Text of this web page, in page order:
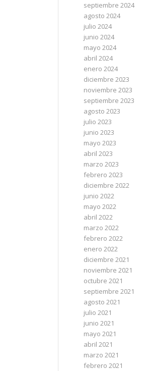
septiembre 2024
agosto 2024
julio 2024
junio 2024
mayo 2024
abril 2024
enero 2024
diciembre 2023
noviembre 2023
septiembre 2023
agosto 2023
julio 2023
junio 2023
mayo 2023
abril 2023
marzo 2023
febrero 2023
diciembre 2022
junio 2022
mayo 2022
abril 2022
marzo 2022
febrero 2022
enero 2022
diciembre 2021
noviembre 2021
octubre 2021
septiembre 2021
agosto 2021
julio 2021
junio 2021
mayo 2021
abril 2021
marzo 2021
febrero 2021